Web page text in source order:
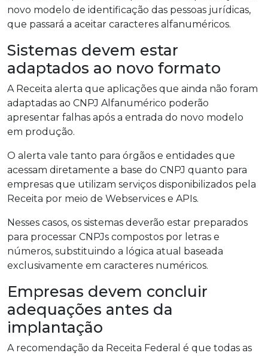
novo modelo de identificação das pessoas jurídicas,
que passará a aceitar caracteres alfanuméricos.
Sistemas devem estar
adaptados ao novo formato
A Receita alerta que aplicações que ainda não foram
adaptadas ao CNPJ Alfanumérico poderão
apresentar falhas após a entrada do novo modelo
em produção.
O alerta vale tanto para órgãos e entidades que
acessam diretamente a base do CNPJ quanto para
empresas que utilizam serviços disponibilizados pela
Receita por meio de Webservices e APIs.
Nesses casos, os sistemas deverão estar preparados
para processar CNPJs compostos por letras e
números, substituindo a lógica atual baseada
exclusivamente em caracteres numéricos.
Empresas devem concluir
adequações antes da
implantação
A recomendação da Receita Federal é que todas as